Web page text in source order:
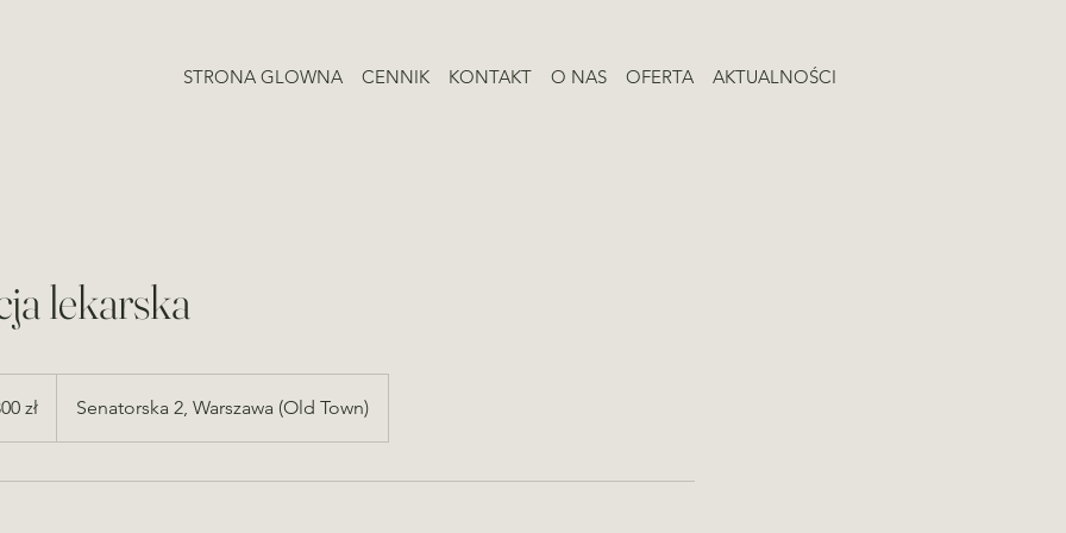
STRONA GLOWNA CENNIK KONTAKT O NAS OFERTA AKTUALNOŚCI
lekarska
zł Senatorska 2, Warszawa (Old Town)